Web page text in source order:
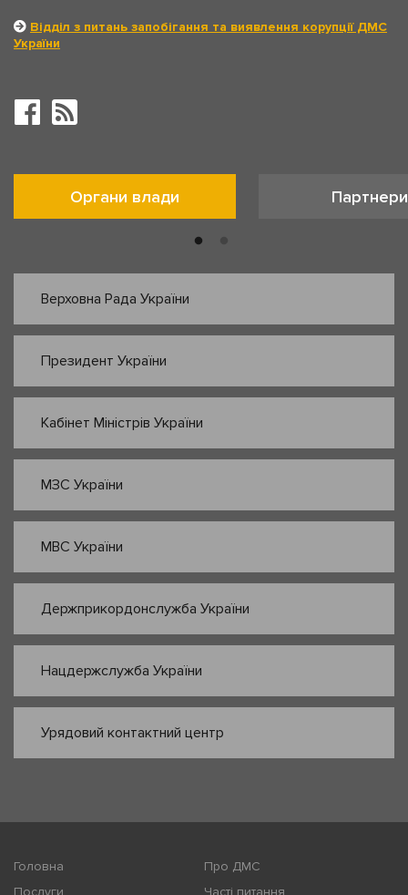
Відділ з питань запобігання та виявлення корупції ДМС
України
Органи влади Партнери
Верховна Рада України
Президент України
Кабінет Міністрів України
МЗС України
МВС України
Держприкордонслужба України
Нацдержслужба України
Урядовий контактний центр
Головна
Про ДМС
Послуги
Часті питання